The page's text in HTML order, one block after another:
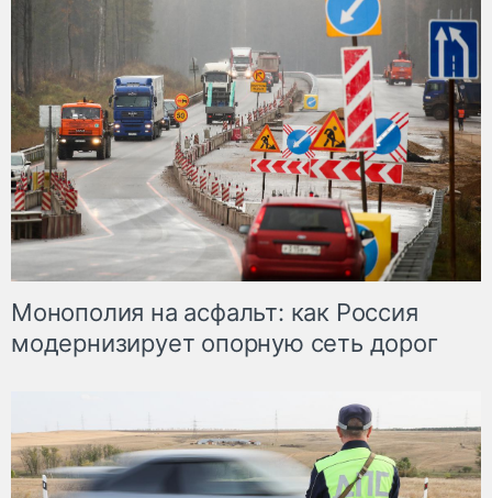
Монополия на асфальт: как Россия
модернизирует опорную сеть дорог